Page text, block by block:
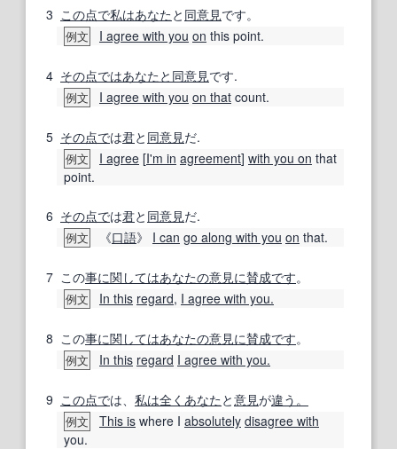
3 この点で私はあなたと 同意見です。
例文 I agree with you on this point.
4 その点ではあなたと同意見です.
例文 I agree with you on that count.
5 その点では君と 同意見だ.
例文 I agree [I'm in agreement] with you on that
point.
6 その点では君と 同意見だ.
例文 《口語》 I can go along with you on that.
7 この事に関してはあなたの意見に賛成です。
例文 In this regard, I agree with you.
8 この事に関してはあなたの意見に賛成です。
例文 In this regard I agree with you.
9 この点では、 私は全く あなたと意見が違う。
例文 This is where I absolutely disagree with
you.